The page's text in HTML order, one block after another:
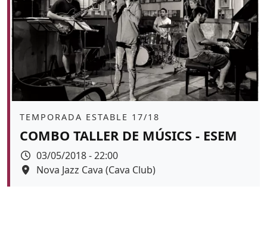
Àmbit
TEMPORADA ESTABLE 17/18
COMBO TALLER DE MÚSICS - ESEM
Data
03/05/2018 - 22:00
Espai
Nova Jazz Cava (Cava Club)